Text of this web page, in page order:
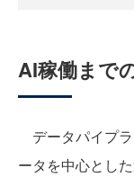
AI稼働まで
データパイプ
ータを中心とし